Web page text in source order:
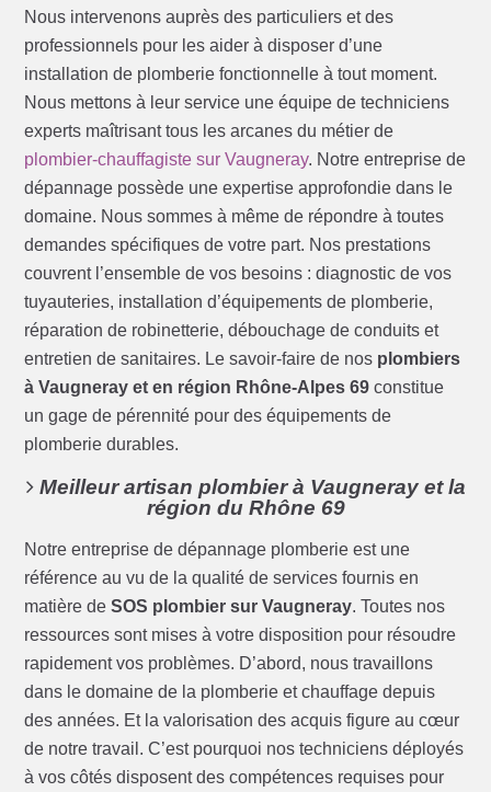
Nous intervenons auprès des particuliers et des
professionnels pour les aider à disposer d’une
installation de plomberie fonctionnelle à tout moment.
Nous mettons à leur service une équipe de techniciens
experts maîtrisant tous les arcanes du métier de
plombier-chauffagiste sur Vaugneray. Notre entreprise de
dépannage possède une expertise approfondie dans le
domaine. Nous sommes à même de répondre à toutes
demandes spécifiques de votre part. Nos prestations
couvrent l’ensemble de vos besoins : diagnostic de vos
tuyauteries, installation d’équipements de plomberie,
réparation de robinetterie, débouchage de conduits et
entretien de sanitaires. Le savoir-faire de nos plombiers
à Vaugneray et en région Rhône-Alpes 69 constitue
un gage de pérennité pour des équipements de
plomberie durables.
Meilleur artisan plombier à Vaugneray et la
région du Rhône 69
Notre entreprise de dépannage plomberie est une
référence au vu de la qualité de services fournis en
matière deSOS plombier sur Vaugneray. Toutes nos
ressources sont mises à votre disposition pour résoudre
rapidement vos problèmes. D’abord, nous travaillons
dans le domaine de la plomberie et chauffage depuis
des années. Et la valorisation des acquis figure au cœur
de notre travail. C’est pourquoi nos techniciens déployés
à vos côtés disposent des compétences requises pour